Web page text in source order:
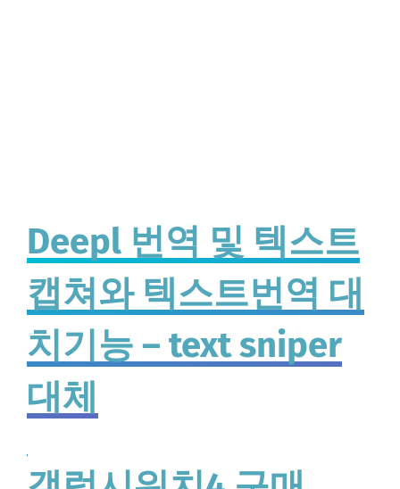
Deepl 번역 및 텍스트
캡쳐와 텍스트번역 대
치기능 – text sniper
대체